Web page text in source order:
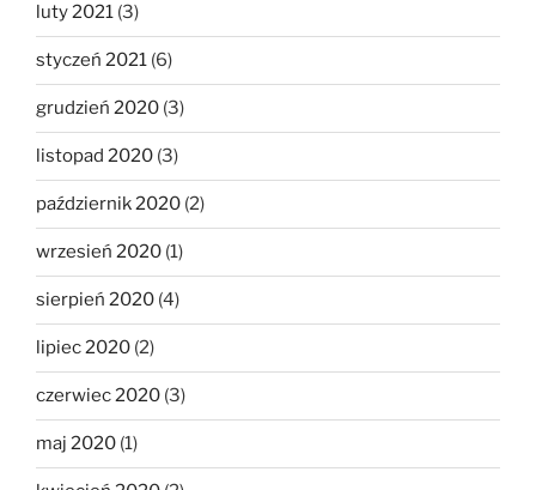
luty 2021 (3)
styczeń 2021 (6)
grudzień 2020 (3)
listopad 2020 (3)
październik 2020 (2)
wrzesień 2020 (1)
sierpień 2020 (4)
lipiec 2020 (2)
czerwiec 2020 (3)
maj 2020 (1)